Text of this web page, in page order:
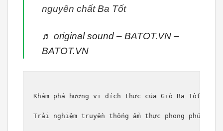
nguyên chất Ba Tốt
♬ original sound – BATOT.VN –
BATOT.VN
Khám phá hương vị đích thực của Giò Ba Tốt
Trải nghiệm truyền thống ẩm thực phong phú